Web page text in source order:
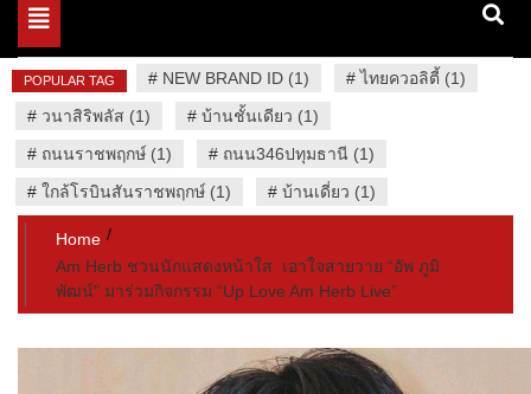
Toggle
POPULAR TAG # NEW BRAND ID (1) #ไทยควอลิตี้ (1)
# วนาสิริพลัส (1) # บ้านชั้นเดียว (1)
# ถนนราชพฤกษ์ (1) # ถนน346ปทุมธานี (1)
# ใกล้โรบินสันราชพฤกษ์ (1) # บ้านเดี่ยว (1)
Home
Am Herb ชวนนักแสดงหน้าใส เอาใจสายวาย​ “อัพ ภูมิ
พัฒน์” มาร่วม​กิจกรรม​ “Up Love Am Herb Live”